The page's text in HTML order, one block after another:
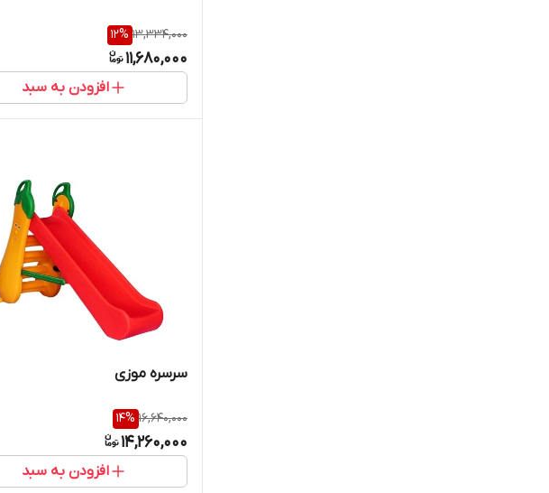
13,334,000
12%
11,680,000
افزودن به سبد
سرسره موزی
16,640,000
14%
14,260,000
افزودن به سبد